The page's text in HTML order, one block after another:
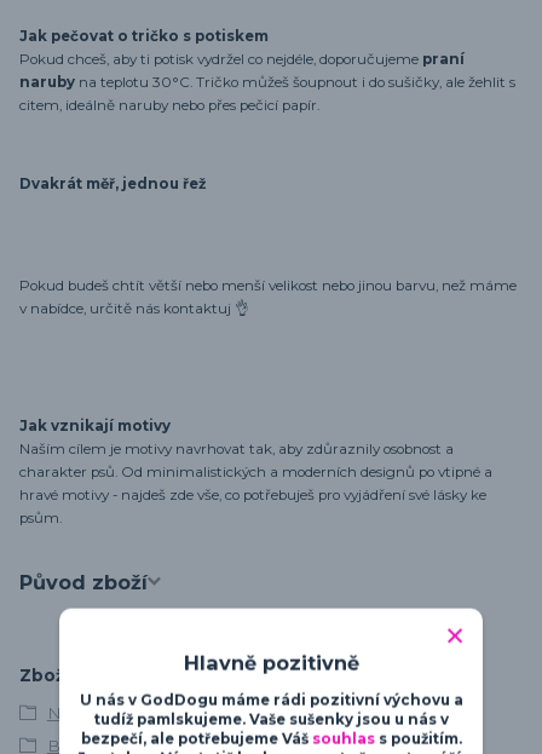
Jak pečovat o tričko s potiskem
Pokud chceš, aby ti potisk vydržel co nejdéle, doporučujeme praní
naruby na teplotu 30°C. Tričko můžeš šoupnout i do sušičky, ale žehlit s
citem, ideálně naruby nebo přes pečicí papír.
Dvakrát měř, jednou řež
Pokud budeš chtít větší nebo menší velikost nebo jinou barvu, než máme
v nabídce, určitě nás kontaktuj 👌
Jak vznikají motivy
Naším cílem je motivy navrhovat tak, aby zdůraznily osobnost a
charakter psů. Od minimalistických a moderních designů po vtipné a
hravé motivy - najdeš zde vše, co potřebuješ pro vyjádření své lásky ke
psům.
Původ zboží
Zboží zařazeno v kategoriích
Německý boxer
Boxer
Hlavně pozitivně
U nás v GodDogu máme rádi pozitivní výchovu a
tudíž pamlskujeme. Vaše sušenky jsou u nás v
bezpečí, ale potřebujeme Váš souhlass použitím.